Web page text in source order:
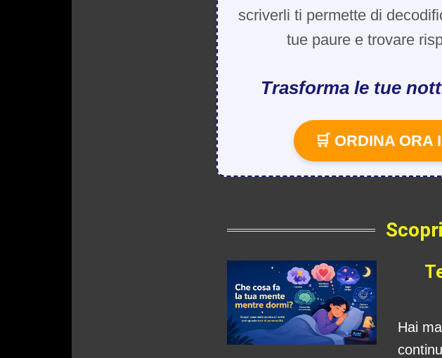
scriverli ti permette di
tue paure e trovare
Trasforma le tue
🛒 ORDINA ORA
Hai